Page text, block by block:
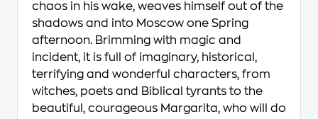
chaos in his wake, weaves himself out of the
shadows and into Moscow one Spring
afternoon. Brimming with magic and
incident, it is full of imaginary, historical,
terrifying and wonderful characters, from
witches, poets and Biblical tyrants to the
beautiful, courageous Margarita, who will do